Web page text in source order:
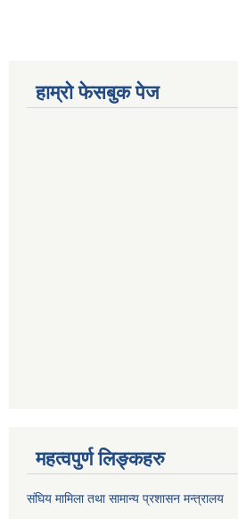
हाम्रो फेसबुक पेज
महत्वपुर्ण लिङ्कहरु
संघिय मामिला तथा सामान्य प्रशासन मन्त्रालय